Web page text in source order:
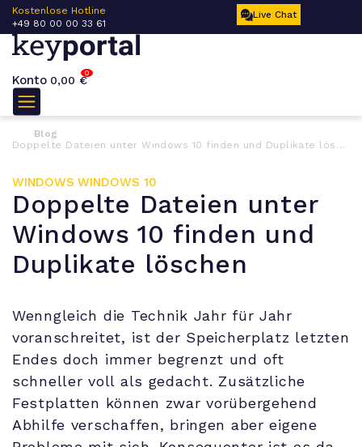
Kostenlose Hotline
+49 80 00 00 33 61
Live Chat
Konto
0
0,00 €
Blog
Doppelte Dateien unter Windows 10 finden und Duplikate löschen
WINDOWS WINDOWS 10
Doppelte Dateien unter
Windows 10 finden und
Duplikate löschen
Wenngleich die Technik Jahr für Jahr
voranschreitet, ist der Speicherplatz letzten
Endes doch immer begrenzt und oft
schneller voll als gedacht. Zusätzliche
Festplatten können zwar vorübergehend
Abhilfe verschaffen, bringen aber eigene